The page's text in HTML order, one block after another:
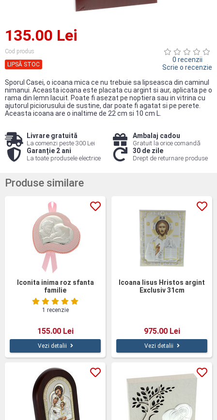
135.00 Lei
Cod produs
LIPSĂ STOC
0 recenzii
Scrie o recenzie
Sporul Casei, o icoana mica ce nu trebuie sa lipseasca din caminul
nimanui. Aceasta icoana este placata cu argint si aur, aplicata pe o
rama din lemn lacuit. Poate fi asezat pe noptiera sau in vitrina cu
ajutorul piciorusului de sustine, dar poate fi agatat si pe perete.
Aceasta icoana are o inaltime de 22 cm si 10 cm L.
Livrare gratuită
La comenzi peste 300 Lei
Ambalaj cadou
Gratuit la orice comandă
Garanție 2 ani
La toate produsele electrice
30 de zile
Drept de returnare produse
Produse similare
Iconita inima roz sfanta
familie
1 recenzie
155.00 Lei
Vezi detalii
Icoana Iisus Hristos argint
Exclusiv 31cm
975.00 Lei
Vezi detalii